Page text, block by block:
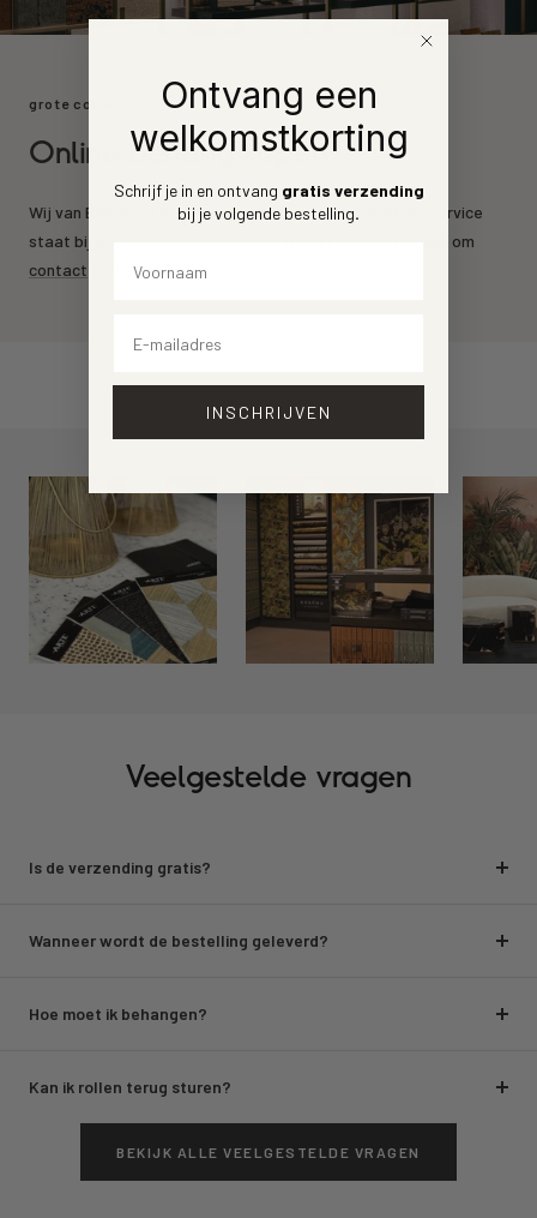
grote collectie
Online behang kopen
Wij van Behang.nl leveren de mooiste behang merken. Service
staat bij ons voorrop. Heeft u een vraag? Aarzel dan niet om
contact op te nemen.
Veelgestelde vragen
Is de verzending gratis?
Wanneer wordt de bestelling geleverd?
Hoe moet ik behangen?
Kan ik rollen terug sturen?
BEKIJK ALLE VEELGESTELDE VRAGEN
Ontvang een
welkomstkorting
Schrijf je in en ontvang gratis verzending
bij je volgende bestelling.
INSCHRIJVEN